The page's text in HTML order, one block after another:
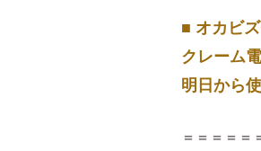
■ オカビ
クレーム
明日から
＝＝＝＝＝